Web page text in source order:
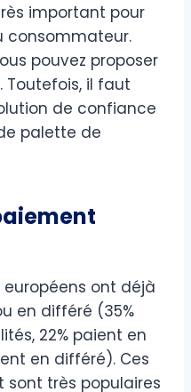
important pour
consommateur.
pouvez proposer
il faut
de confiance
palette de
ont déjà
en différé (35%
22% paient en
en différé). Ces
très populaires